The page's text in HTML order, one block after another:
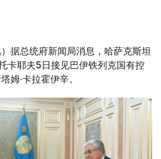
）据总统府新闻局消息，哈萨克斯坦
卡耶夫5日接见巴伊铁列克国有控
姆·卡拉霍伊辛。